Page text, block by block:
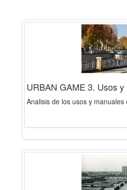
URBAN GAME 3. Usos
Analisis de los usos y manuales